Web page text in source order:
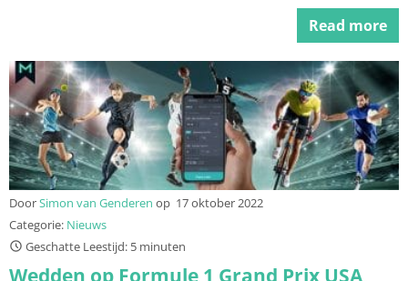
Read more
DoorSimon van Genderen op 17 oktober 2022
Categorie: Nieuws
Geschatte Leestijd: 5 minuten
Wedden op Formule 1 Grand Prix USA,